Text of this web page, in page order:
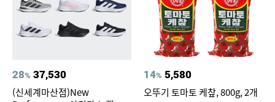
28% 37,530
(신세계마산점)New
14% 5,580
오뚜기 토마토 케챂, 800g, 2개